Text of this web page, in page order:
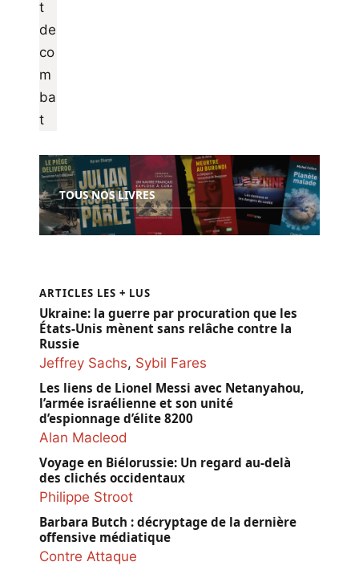
TOUS NOS LIVRES
ARTICLES LES + LUS
Ukraine: la guerre par procuration que les
États-Unis mènent sans relâche contre la
Russie
Jeffrey Sachs, Sybil Fares
Les liens de Lionel Messi avec Netanyahou,
l’armée israélienne et son unité
d’espionnage d’élite 8200
Alan Macleod
Voyage en Biélorussie: Un regard au-delà
des clichés occidentaux
Philippe Stroot
Barbara Butch : décryptage de la dernière
offensive médiatique
Contre Attaque